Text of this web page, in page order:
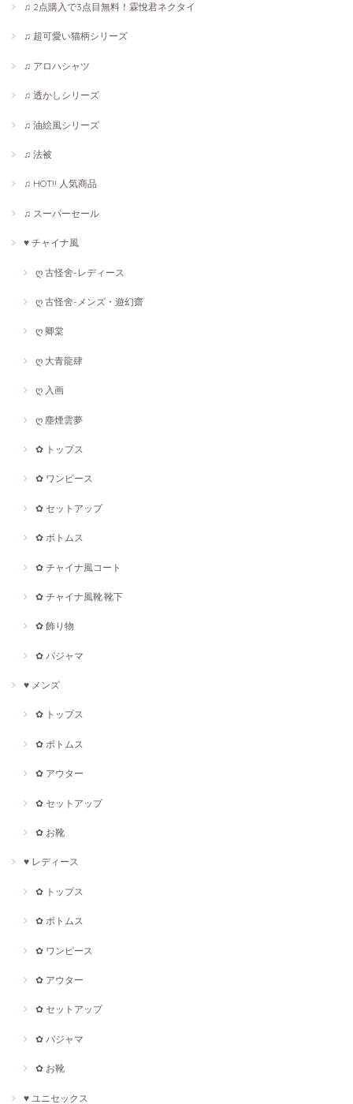
♫ 2点購入で3点目無料！霖悅君ネクタイ
♫ 超可愛い猫柄シリーズ
♫ アロハシャツ
♫ 透かしシリーズ
♫ 油絵風シリーズ
♫ 法被
♫ HOT!! 人気商品
♫ スーパーセール
♥ チャイナ風
ღ 古怪舍-レディース
ღ 古怪舍-メンズ・遊幻齋
ღ 卿棠
ღ 大青龍肆
ღ 入画
ღ 塵煙雲夢
✿ トップス
✿ ワンピース
✿ セットアップ
✿ ボトムス
✿ チャイナ風コート
✿ チャイナ風靴·靴下
✿ 飾り物
✿ パジャマ
♥ メンズ
✿ トップス
✿ ボトムス
✿ アウター
✿ セットアップ
✿ お靴
♥ レディース
✿ トップス
✿ ボトムス
✿ ワンピース
✿ アウター
✿ セットアップ
✿ パジャマ
✿ お靴
♥ ユニセックス